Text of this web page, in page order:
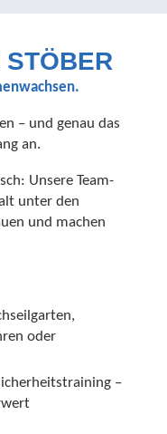
– und genau das
an.
Unsere Team-
unter den
und machen
oder
–